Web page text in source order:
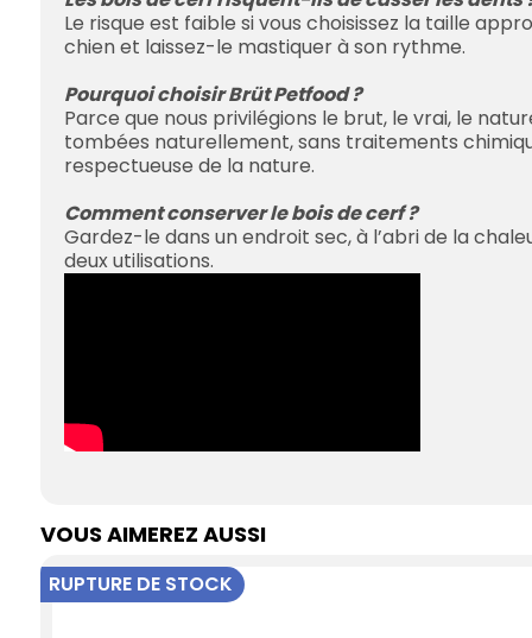
Le risque est faible si vous choisissez la taille
chien et laissez-le mastiquer à son rythme.
Pourquoi choisir Brüt Petfood ?
Parce que nous privilégions le brut, le vrai, le
tombées naturellement, sans traitements
respectueuse de la nature.
Comment conserver le bois de cerf ?
Gardez-le dans un endroit sec, à l’abri de la
deux utilisations.
VOUS AIMEREZ AUSSI
RUPTURE DE STOCK